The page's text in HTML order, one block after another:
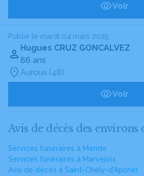
Voir
Publié le mardi 04 mars 2025
Hugues CRUZ GONCALVEZ
86 ans
Auroux (48)
Voir
Avis de décès des environs
Services funéraires à Mende
Services funéraires à Marvejols
Avis de décès à Saint-Chély-d'Apcher